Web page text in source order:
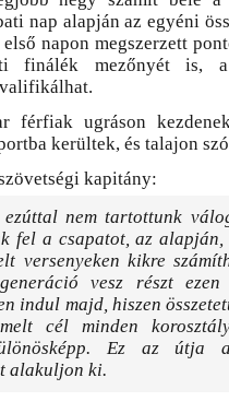
nap alapján az egyéni
napon megszerzett
finálék mezőnyét is,
férfiak ugráson
kerültek, és talajon
kapitány:
ezúttal nem tartottunk
fel a csapatot, az alapján,
versenyeken kikre
vesz részt
indul majd, hiszen
cél minden
Ez az útja
alakuljon ki.